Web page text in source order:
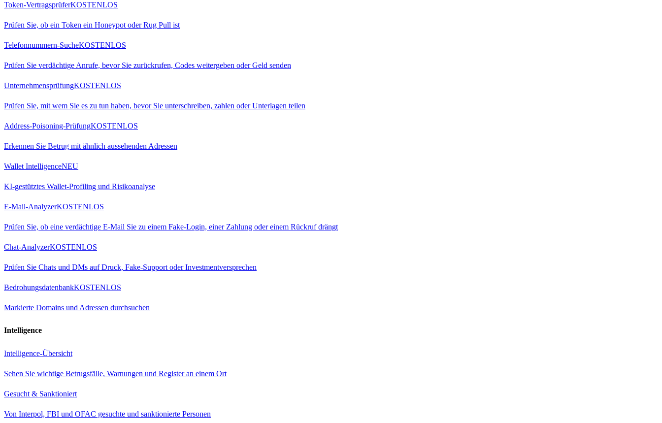
Token-VertragsprüferKOSTENLOS
Prüfen Sie, ob ein Token ein Honeypot oder Rug Pull ist
Telefonnummern-SucheKOSTENLOS
Prüfen Sie verdächtige Anrufe, bevor Sie zurückrufen, Codes weitergeben oder Geld senden
UnternehmensprüfungKOSTENLOS
Prüfen Sie, mit wem Sie es zu tun haben, bevor Sie unterschreiben, zahlen oder Unterlagen teilen
Address-Poisoning-PrüfungKOSTENLOS
Erkennen Sie Betrug mit ähnlich aussehenden Adressen
Wallet IntelligenceNEU
KI-gestütztes Wallet-Profiling und Risikoanalyse
E-Mail-AnalyzerKOSTENLOS
Prüfen Sie, ob eine verdächtige E-Mail Sie zu einem Fake-Login, einer Zahlung oder einem Rückruf drängt
Chat-AnalyzerKOSTENLOS
Prüfen Sie Chats und DMs auf Druck, Fake-Support oder Investmentversprechen
BedrohungsdatenbankKOSTENLOS
Markierte Domains und Adressen durchsuchen
Intelligence
Intelligence-Übersicht
Sehen Sie wichtige Betrugsfälle, Warnungen und Register an einem Ort
Gesucht & Sanktioniert
Von Interpol, FBI und OFAC gesuchte und sanktionierte Personen